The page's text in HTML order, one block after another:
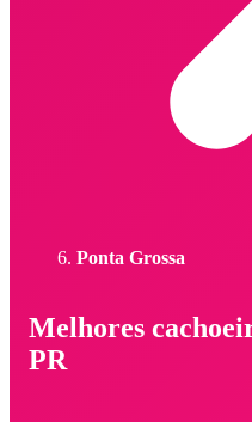
Ponta Grossa
Melhores
PR